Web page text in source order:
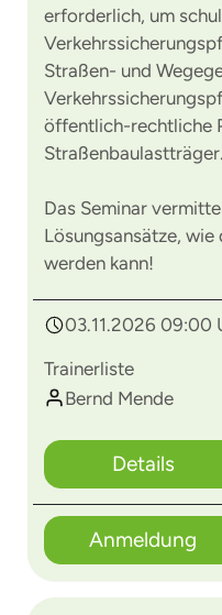
erforderlich, um
Straßen- und
öffentlich-rechtliche
Straßenbaulastträger.
Das Seminar
Lösungsansätze,
werden kann!
03.11.2026 09:00
Trainerliste
Bernd Mende
Details
Anmeldung